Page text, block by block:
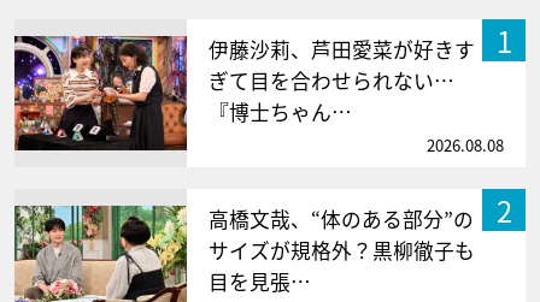
1
伊藤沙莉、芦田愛菜が好きす
ぎて目を合わせられない…
『博士ちゃん…
2026.08.08
2
高橋文哉、“体のある部分”の
サイズが規格外？黒柳徹子も
目を見張…